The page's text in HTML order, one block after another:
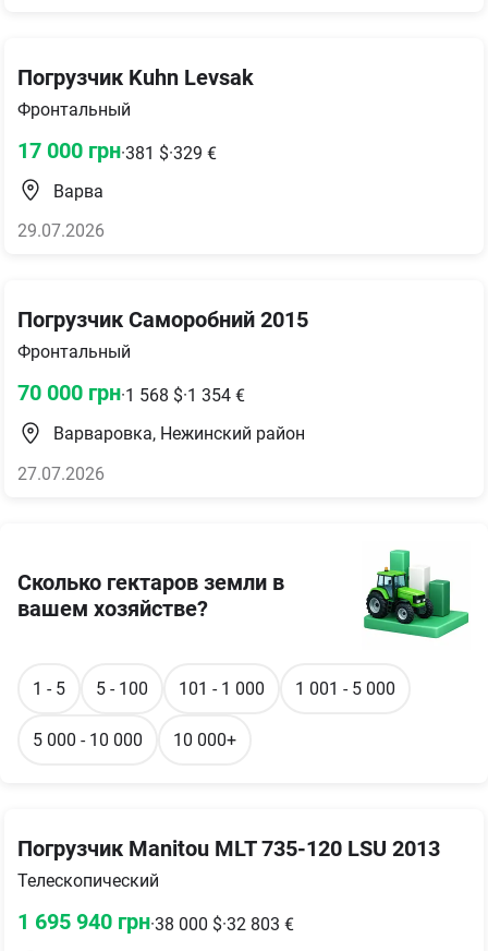
Погрузчик Kuhn Levsak
Фронтальный
17 000 грн·381 $·329 €
Варва
29.07.2026
Погрузчик Саморобний 2015
Фронтальный
70 000 грн·1 568 $·1 354 €
Варваровка, Нежинский район
27.07.2026
Погрузчик Manitou MLT 735-120 LSU 2013
Телескопический
1 695 940 грн·38 000 $·32 803 €
Сколько гектаров земли в
вашем хозяйстве?
1 - 5 5 - 100 101 - 1 000 1 001 - 5 000
5 000 - 10 000 10 000+